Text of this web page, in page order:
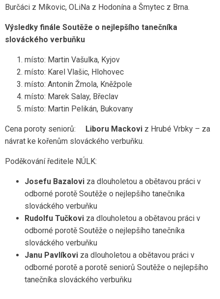
Burčáci z Míkovic, OLiNa z Hodonína a Šmytec z Brna.
Výsledky finále Soutěže o nejlepšího tanečníka
slováckého verbuňku
místo: Martin Vašulka, Kyjov
místo: Karel Vlašic, Hlohovec
místo: Antonín Žmola, Kněžpole
místo: Marek Salay, Břeclav
místo: Martin Pelikán, Bukovany
Cena poroty seniorů: Liboru Mackovi z Hrubé Vrbky – za
návrat ke kořenům slováckého verbuňku.
Poděkování ředitele NÚLK:
Josefu Bazalovi za dlouholetou a obětavou práci v
odborné porotě Soutěže o nejlepšího tanečníka
slováckého verbuňku
Rudolfu Tučkovi za dlouholetou a obětavou práci v
odborné porotě Soutěže o nejlepšího tanečníka
slováckého verbuňku
Janu Pavlíkovi za dlouholetou a obětavou práci v
odborné porotě a porotě seniorů Soutěže o nejlepšího
tanečníka slováckého verbuňku